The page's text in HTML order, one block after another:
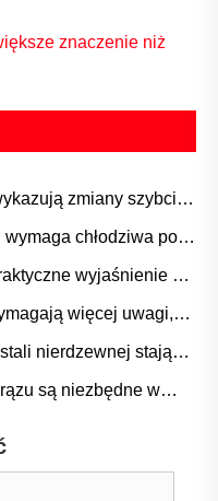
znaczenie niż
zmiany szybciej
chłodziwa pod
narzędzi?
wyjaśnienie na
więcej uwagi,
nierdzewnej stają
rozwiązaniem w
są niezbędne w